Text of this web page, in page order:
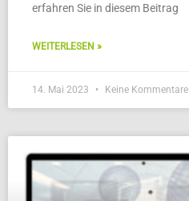
erfahren Sie in diesem Beitrag
WEITERLESEN »
14. Mai 2023 Keine Kommentare